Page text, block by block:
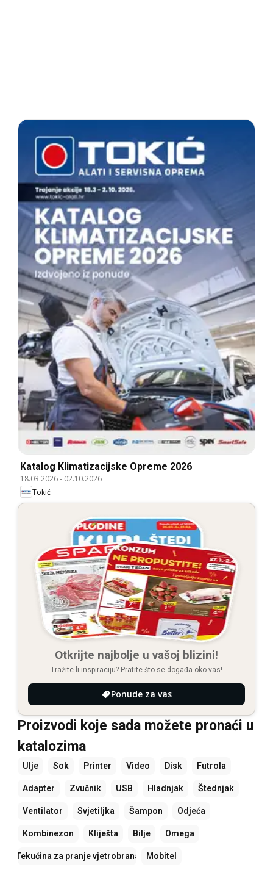
Katalog Klimatizacijske Opreme 2026
18.03.2026- 02.10.2026
Tokić
Otkrijte najbolje u vašoj blizini!
Tražite li inspiraciju? Pratite što se događa oko vas!
Ponude za vas
Proizvodi koje sada možete pronaći u
katalozima
Ulje Sok Printer Video Disk Futrola
Adapter Zvučnik USB Hladnjak Štednjak
Ventilator Svjetiljka Šampon Odjeća
Kombinezon Kliješta Bilje Omega
Tekućina za pranje vjetrobrana Mobitel